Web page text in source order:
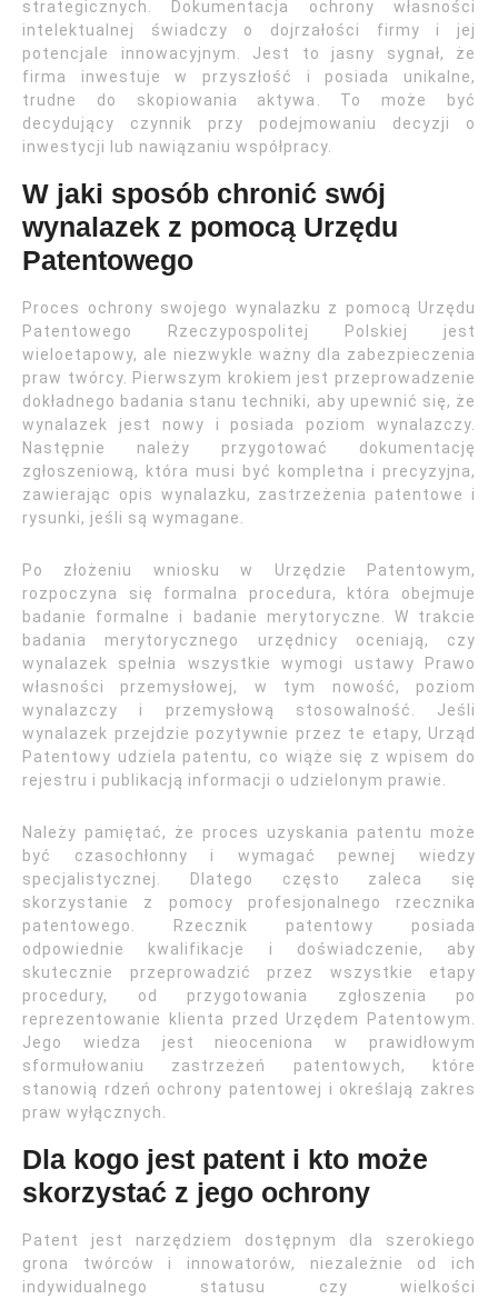
strategicznych. Dokumentacja ochrony własności
intelektualnej świadczy o dojrzałości firmy i jej
potencjale innowacyjnym. Jest to jasny sygnał, że
firma inwestuje w przyszłość i posiada unikalne,
trudne do skopiowania aktywa. To może być
decydujący czynnik przy podejmowaniu decyzji o
inwestycji lub nawiązaniu współpracy.
W jaki sposób chronić swój
wynalazek z pomocą Urzędu
Patentowego
Proces ochrony swojego wynalazku z pomocą Urzędu
Patentowego Rzeczypospolitej Polskiej jest
wieloetapowy, ale niezwykle ważny dla zabezpieczenia
praw twórcy. Pierwszym krokiem jest przeprowadzenie
dokładnego badania stanu techniki, aby upewnić się, że
wynalazek jest nowy i posiada poziom wynalazczy.
Następnie należy przygotować dokumentację
zgłoszeniową, która musi być kompletna i precyzyjna,
zawierając opis wynalazku, zastrzeżenia patentowe i
rysunki, jeśli są wymagane.
Po złożeniu wniosku w Urzędzie Patentowym,
rozpoczyna się formalna procedura, która obejmuje
badanie formalne i badanie merytoryczne. W trakcie
badania merytorycznego urzędnicy oceniają, czy
wynalazek spełnia wszystkie wymogi ustawy Prawo
własności przemysłowej, w tym nowość, poziom
wynalazczy i przemysłową stosowalność. Jeśli
wynalazek przejdzie pozytywnie przez te etapy, Urząd
Patentowy udziela patentu, co wiąże się z wpisem do
rejestru i publikacją informacji o udzielonym prawie.
Należy pamiętać, że proces uzyskania patentu może
być czasochłonny i wymagać pewnej wiedzy
specjalistycznej. Dlatego często zaleca się
skorzystanie z pomocy profesjonalnego rzecznika
patentowego. Rzecznik patentowy posiada
odpowiednie kwalifikacje i doświadczenie, aby
skutecznie przeprowadzić przez wszystkie etapy
procedury, od przygotowania zgłoszenia po
reprezentowanie klienta przed Urzędem Patentowym.
Jego wiedza jest nieoceniona w prawidłowym
sformułowaniu zastrzeżeń patentowych, które
stanowią rdzeń ochrony patentowej i określają zakres
praw wyłącznych.
Dla kogo jest patent i kto może
skorzystać z jego ochrony
Patent jest narzędziem dostępnym dla szerokiego
grona twórców i innowatorów, niezależnie od ich
indywidualnego statusu czy wielkości